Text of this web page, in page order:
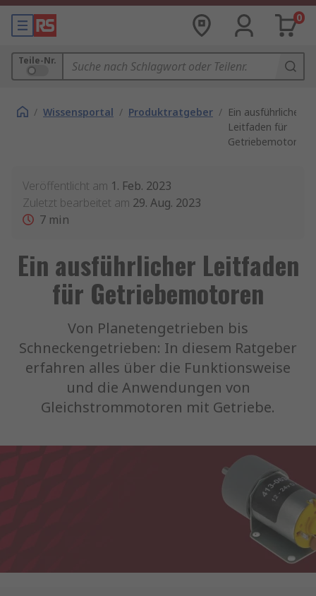
0
Teile-Nr.
/ Wissensportal / Produktratgeber / Ein ausführlicher
Leitfaden für
Getriebemotoren
Veröffentlicht am 1. Feb. 2023
Zuletzt bearbeitet am 29. Aug. 2023
7 min
Ein ausführlicher Leitfaden
für Getriebemotoren
Von Planetengetrieben bis
Schneckengetrieben: In diesem Ratgeber
erfahren alles über die Funktionsweise
und die Anwendungen von
Gleichstrommotoren mit Getriebe.